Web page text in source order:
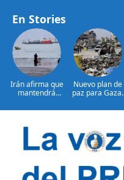
En Stories
Irán afirma que
mantendrá
Ormuz hasta que
Nuevo plan de
paz para Gaza:
UU. a Israel?
contenido